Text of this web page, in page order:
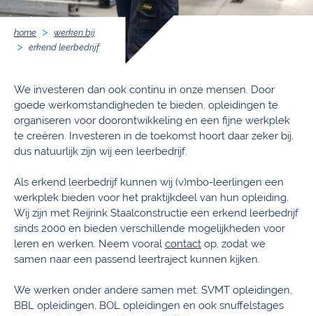
home
werken bij
erkend leerbedrijf
We investeren dan ook continu in onze mensen. Door
goede werkomstandigheden te bieden, opleidingen te
organiseren voor doorontwikkeling en een fijne werkplek
te creëren. Investeren in de toekomst hoort daar zeker bij,
dus natuurlijk zijn wij een leerbedrijf.
Als erkend leerbedrijf kunnen wij (v)mbo-leerlingen een
werkplek bieden voor het praktijkdeel van hun opleiding.
Wij zijn met Reijrink Staalconstructie een erkend leerbedrijf
sinds 2000 en bieden verschillende mogelijkheden voor
leren en werken. Neem vooral contact op, zodat we
samen naar een passend leertraject kunnen kijken.
We werken onder andere samen met: SVMT opleidingen,
BBL opleidingen, BOL opleidingen en ook snuffelstages